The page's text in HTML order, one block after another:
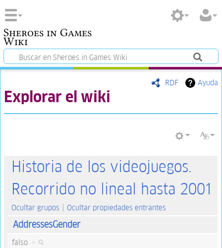
Sheroes in Games
Wiki
RDF Ayuda
Explorar el wiki
Historia de los videojuegos.
Recorrido no lineal hasta 2001
Ocultar grupos Ocultar propiedades entrantes
AddressesGender
falso +